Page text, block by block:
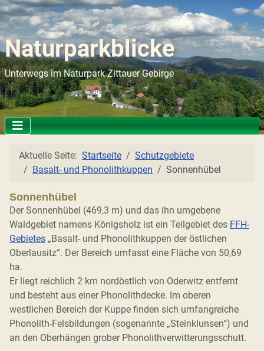
Naturparkblicke
Unterwegs im Naturpark Zittauer Gebirge
Aktuelle Seite: Startseite
Schutzgebiete
Basalt- und Phonolithkuppen
Sonnenhübel
Sonnenhübel
Der Sonnenhübel (469,3 m) und das ihn umgebene
Waldgebiet namens Königsholz ist ein Teilgebiet des FFH-
Gebietes „Basalt- und Phonolithkuppen der östlichen
Oberlausitz“. Der Bereich umfasst eine Fläche von 50,69
ha.
Er liegt reichlich 2 km nordöstlich von Oderwitz entfernt
und besteht aus einer Phonolithdecke. Im oberen
westlichen Bereich der Kuppe finden sich umfangreiche
Phonolith-Felsbildungen (sogenannte „Steinklunsen“) und
an den Oberhängen grober Phonolithverwitterungsschutt.